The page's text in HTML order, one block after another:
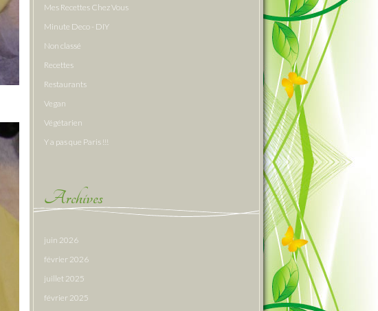
Mes Recettes Chez Vous
Minute Deco - DIY
Non classé
Recettes
Restaurants
Vegan
Végétarien
Y a pas que Paris !!!
Archives
juin 2026
février 2026
juillet 2025
février 2025